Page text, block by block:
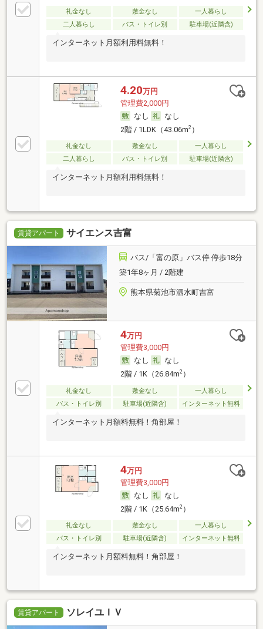
礼金なし 敷金なし
一人暮らし
二人暮らし
バス・トイレ別 駐車場(近隣含)
インターネット月額利用料無料！
4.20万円
管理費2,000円
なし
なし
2階 / 1LDK（43.06m2）
礼金なし 敷金なし
一人暮らし
二人暮らし
バス・トイレ別 駐車場(近隣含)
インターネット月額利用料無料！
賃貸アパート サイエンス吉富
バス/「富の原」バス停 停歩18分
築1年8ヶ月 / 2階建
熊本県菊池市泗水町吉富
4万円
管理費3,000円
なし
なし
2階 / 1K（26.84m2）
礼金なし 敷金なし
一人暮らし
バス・トイレ別
駐車場(近隣含) インターネット無料
インターネット月額料無料！角部屋！
4万円
管理費3,000円
なし
なし
2階 / 1K（25.64m2）
礼金なし 敷金なし
一人暮らし
バス・トイレ別
駐車場(近隣含) インターネット無料
インターネット月額料無料！角部屋！
賃貸アパート ソレイユＩＶ